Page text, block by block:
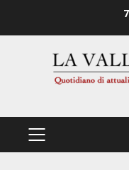
PRIMÄRES